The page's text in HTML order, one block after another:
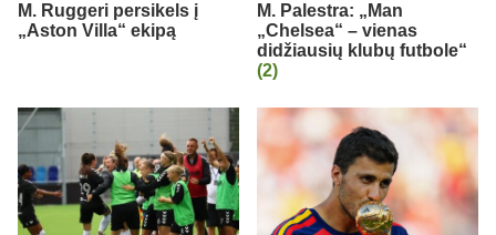
M. Ruggeri persikels į
„Aston Villa“ ekipą
M. Palestra: „Man
„Chelsea“ – vienas
didžiausių klubų futbole“
(2)